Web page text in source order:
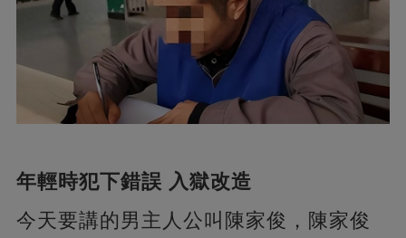
年輕時犯下錯誤 入獄改造
今天要講的男主人公叫陳家俊，陳家俊